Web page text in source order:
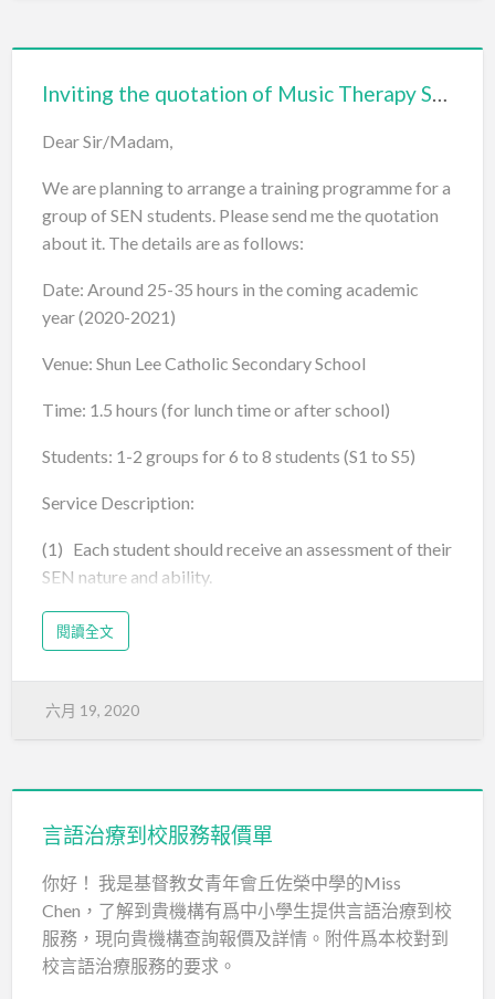
Inviting the quotation of Music Therapy Services (2020-2021)
Dear Sir/Madam,
We are planning to arrange a training programme for a
group of SEN students. Please send me the quotation
about it. The details are as follows:
Date: Around 25-35 hours in the coming academic
year (2020-2021)
Venue: Shun Lee Catholic Secondary School
Time: 1.5 hours (for lunch time or after school)
Students: 1-2 groups for 6 to 8 students (S1 to S5)
Service Description:
(1) Each student should receive an assessment of their
SEN nature and ability.
(2) A comprehensive report on each student should be
given to parents and teachers.
a. Background information
b. Nature of the problem
c. Assessment too…
閱讀全文
六月 19, 2020
言語治療到校服務報價單
你好！ 我是基督教女青年會丘佐榮中學的Miss
Chen，了解到貴機構有爲中小學生提供言語治療到校
服務，現向貴機構查詢報價及詳情。附件爲本校對到
校言語治療服務的要求。